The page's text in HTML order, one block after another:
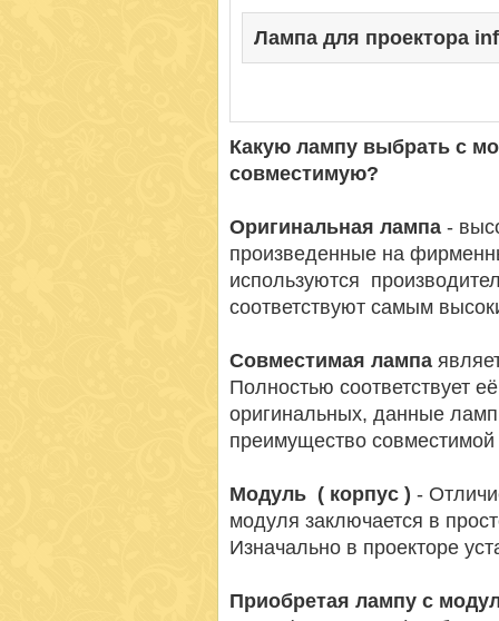
Лампа для проектора
Какую лампу выбрать с
совместимую?
Оригинальная лампа -
произведенные на
используются
соответствуют самым
Совместимая лампа
Полностью соответствует
оригинальных, данные
преимущество
Модуль ( корпус ) -
модуля заключается в
Изначально в проекторе
Приобретая лампу с